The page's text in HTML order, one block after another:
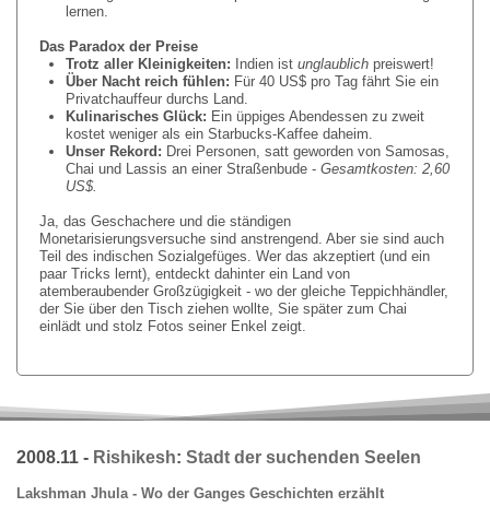
lernen.
Das Paradox der Preise
Trotz aller Kleinigkeiten:
Indien ist unglaublich preiswert!
Über Nacht reich fü hlen: Für 40 US$ pro Tag fährt Sie ein
Privatchauffeur durchs Land.
Kulinarisches Gl ück: Ein üppiges Abendessen zu zweit
kostet weniger als ein Starbucks-Kaffee daheim.
Unser Rekord: Drei Personen, satt geworden von Samosas,
Chai und Lassis an einer Straßenbude - Gesamtkosten: 2,60
US$.
Ja, das Geschachere und die ständigen
Monetarisierungsversuche sind anstrengend. Aber sie sind auch
Teil des indischen Sozialgefüges. Wer das akzeptiert (und ein
paar Tricks lernt), entdeckt dahinter ein Land von
atemberaubender Großzügigkeit - wo der gleiche Teppichhändler,
der Sie über den Tisch ziehen wollte, Sie später zum Chai
einlädt und stolz Fotos seiner Enkel zeigt.
2008.11 - Rishikesh: Stadt der suchenden Seelen
Lakshman Jhula - Wo der Ganges Geschichten erzählt